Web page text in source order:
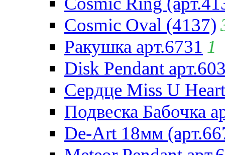
Cosmic Oval (4137)
Ракушка арт.6731 1
Disk Pendant
Сердце Miss U
Подвеска Бабочка
De-Art 18мм